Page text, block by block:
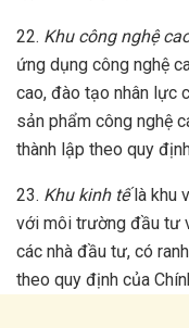
22. Khu công nghệ
ứng dụng công nghệ
cao, đào tạo nhân lực
sản phẩm công nghệ
thành lập theo quy
23. Khu kinh tếlà khu
với môi trường đầu tư
các nhà đầu tư, có
theo quy định của